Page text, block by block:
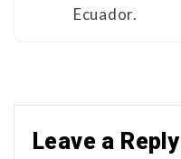
Ecuador.
Leave a Reply